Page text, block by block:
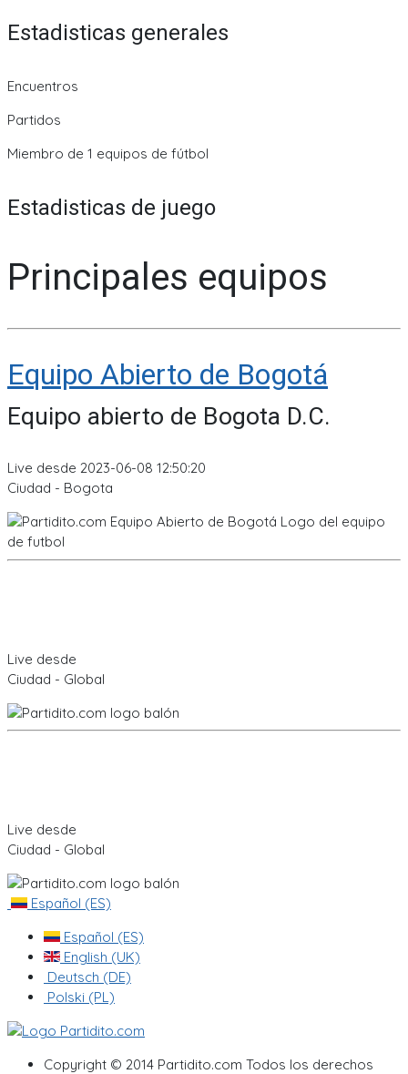
Estadisticas generales
Encuentros
Partidos
Miembro de 1 equipos de fútbol
Estadisticas de juego
Principales equipos
Equipo Abierto de Bogotá
Equipo abierto de Bogota D.C.
Live desde 2023-06-08 12:50:20
Ciudad - Bogota
Live desde
Ciudad - Global
Live desde
Ciudad - Global
Español (ES)
Español (ES)
English (UK)
Deutsch (DE)
Polski (PL)
Copyright © 2014 Partidito.com Todos los derechos